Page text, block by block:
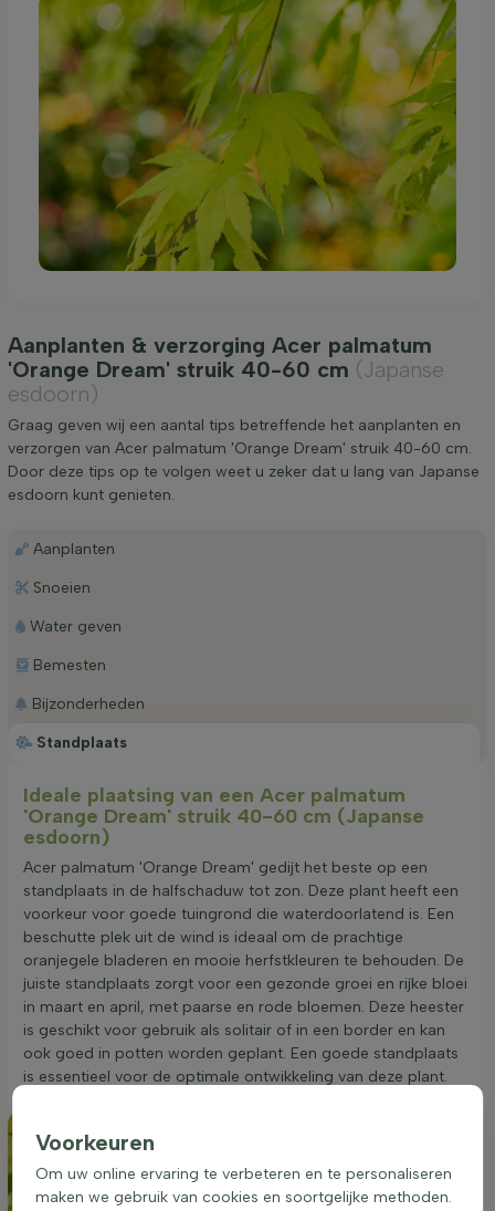
Aanplanten & verzorging Acer palmatum
'Orange Dream' struik 40-60 cm (Japanse
esdoorn)
Graag geven wij een aantal tips betreffende het aanplanten en
verzorgen van Acer palmatum 'Orange Dream' struik 40-60 cm.
Door deze tips op te volgen weet u zeker dat u lang van Japanse
esdoorn kunt genieten.
Standplaats
Aanplanten
Snoeien
Water geven
Bemesten
Bijzonderheden
Ideale plaatsing van een Acer palmatum
'Orange Dream' struik 40-60 cm (Japanse
esdoorn)
Acer palmatum 'Orange Dream' gedijt het beste op een
standplaats in de halfschaduw tot zon. Deze plant heeft een
voorkeur voor goede tuingrond die waterdoorlatend is. Een
beschutte plek uit de wind is ideaal om de prachtige
oranjegele bladeren en mooie herfstkleuren te behouden. De
juiste standplaats zorgt voor een gezonde groei en rijke bloei
in maart en april, met paarse en rode bloemen. Deze heester
is geschikt voor gebruik als solitair of in een border en kan
ook goed in potten worden geplant. Een goede standplaats
is essentieel voor de optimale ontwikkeling van deze plant.
Voorkeuren
Om uw online ervaring te verbeteren en te personaliseren
maken we gebruik van cookies en soortgelijke methoden.